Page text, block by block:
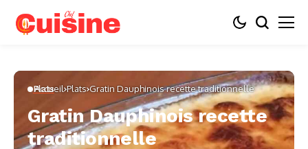
Accueil Plats Gratin Dauphinois recette traditionnelle
Plats
Gratin Dauphinois recette
traditionnelle